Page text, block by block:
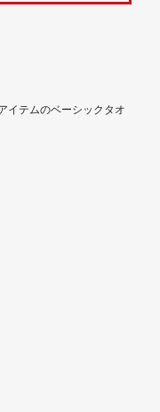
イテムのベーシックタオ